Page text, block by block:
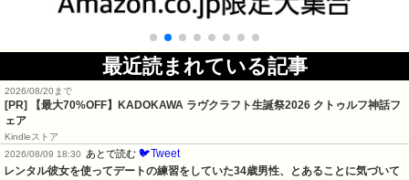
最近読まれている記事
2026/08/20まで
[PR]
【最大70%OFF】KADOKAWA ラヴクラフト生誕祭2026 クトゥルフ神話フ
ェア
Kindleストア
2026/08/09 18:30
あとで読む 🐦Tweet
レンタル彼女を使ってデートの練習をしていた34歳男性、とあることに気づいて